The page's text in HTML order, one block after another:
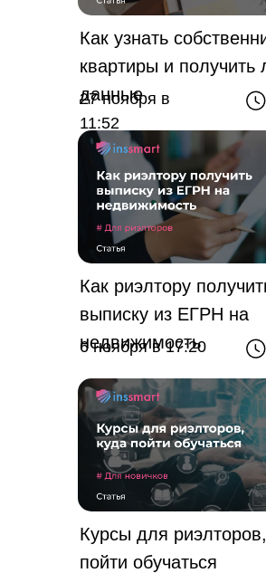
Курсы для
пойти обучаться
Как риэлтору
выписку из ЕГРН на
недвижимость
6 ноября в 17:20
Как узнать
квартиры и получить
данные
27 ноября в
11:52
Зарабатывайте от
100 000₽ с